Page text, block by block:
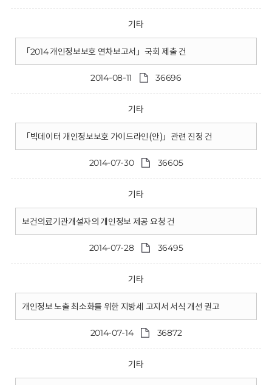
기타
「2014 개인정보보호 연차보고서」국회 제출 건
2014-08-11 36696
기타
「빅데이터 개인정보보호 가이드라인(안)」관련 진정 건
2014-07-30 36605
기타
보건의료기관개설자의 개인정보 제공 요청 건
2014-07-28 36495
기타
개인정보 노출 최소화를 위한 지방세 고지서 서식 개선 권고
2014-07-14 36872
기타